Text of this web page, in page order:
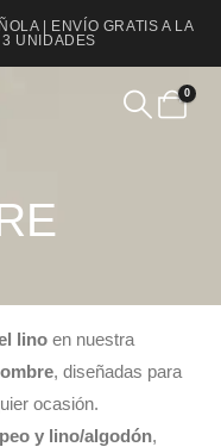
| ENVÍO GRATIS A LA
3 UNIDADES
0
lino en nuestra
, diseñadas para
ocasión.
y lino/algodón,